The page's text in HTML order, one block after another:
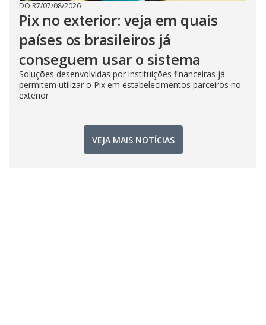
DO R7/07/08/2026
Pix no exterior: veja em quais
países os brasileiros já
conseguem usar o sistema
Soluções desenvolvidas por instituições financeiras já
permitem utilizar o Pix em estabelecimentos parceiros no
exterior
VEJA MAIS NOTÍCIAS